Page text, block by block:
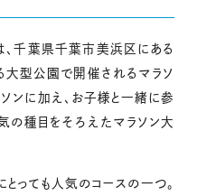
千葉県千葉市美浜区にある
型公園で開催されるマラソ
ンに加え、お子様と一緒に参
の種目をそろえたマラソン大
とっても人気のコースの一つ。